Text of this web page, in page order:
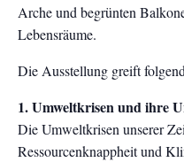
Arche und begrünten
Lebensräume.
Die Ausstellung greift
1. Umweltkrisen und ihre
Die Umweltkrisen unserer
Ressourcenknappheit und